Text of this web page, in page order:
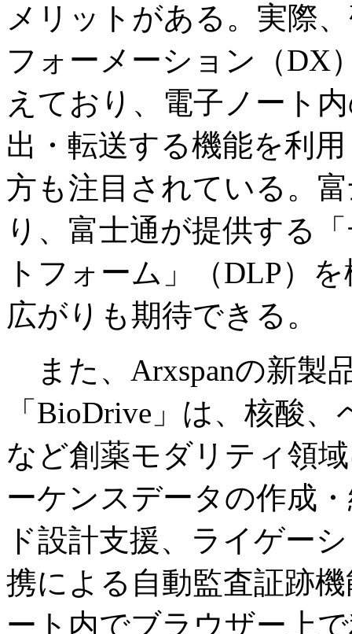
メリットがある。実際
フォーメーション（DX
えており、電子ノート
出・転送する機能を利
方も注目されている。
り、富士通が提供する
トフォーム」（DLP）
広がりも期待できる。
また、Arxspanの新製
「BioDrive」は、核酸
など創薬モダリティ領
ーケンスデータの作成
ド設計支援、ライゲー
携による自動監査証跡
ート内でブラウザー上